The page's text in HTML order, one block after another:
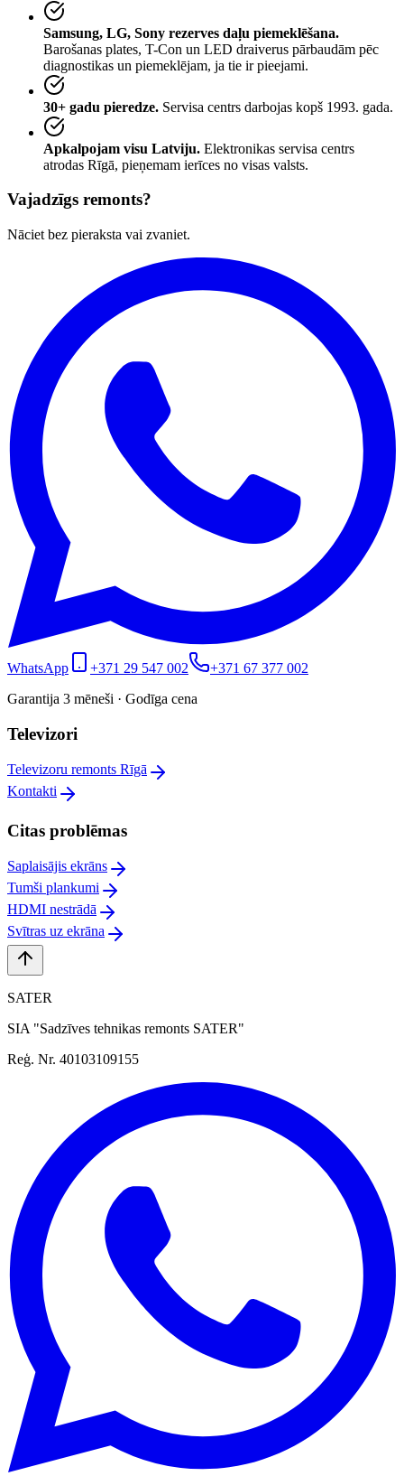
Samsung, LG, Sony rezerves daļu piemeklēšana.
Barošanas plates, T-Con un LED draiverus pārbaudām pēc
diagnostikas un piemeklējam, ja tie ir pieejami.
30+ gadu pieredze. Servisa centrs darbojas kopš 1993. gada.
Apkalpojam visu Latviju. Elektronikas servisa centrs
atrodas Rīgā, pieņemam ierīces no visas valsts.
Vajadzīgs remonts?
Nāciet bez pieraksta vai zvaniet.
WhatsApp +371 29 547 002
+371 67 377 002
Garantija 3 mēneši · Godīga cena
Televizori
Televizoru remonts Rīgā
Kontakti
Citas problēmas
Saplaisājis ekrāns
Tumši plankumi
HDMI nestrādā
Svītras uz ekrāna
SATER
SIA "Sadzīves tehnikas remonts SATER"
Reģ. Nr. 40103109155